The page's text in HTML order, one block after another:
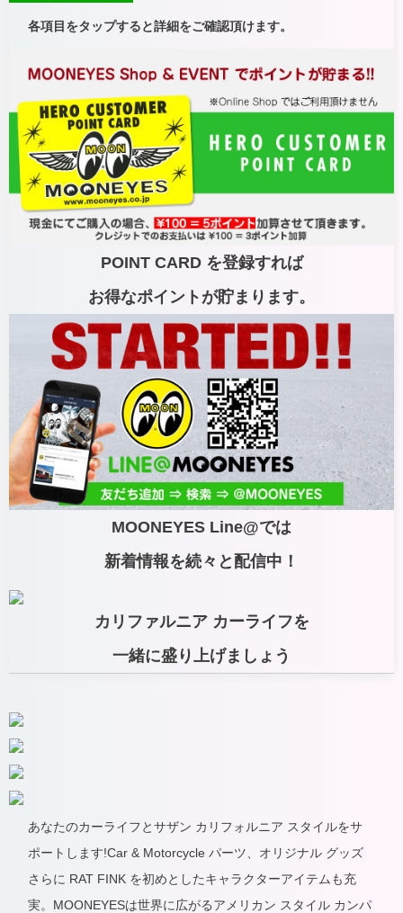
各項目をタップすると詳細をご確認頂けます。
POINT CARD を登録すれば
お得なポイントが貯まります。
MOONEYES Line@では
新着情報を続々と配信中！
カリファルニア カーライフを
一緒に盛り上げましょう
あなたのカーライフとサザン カリフォルニア スタイルをサ
ポートします!Car & Motorcycle パーツ、オリジナル グッズ
さらに RAT FINK を初めとしたキャラクターアイテムも充
実。MOONEYESは世界に広がるアメリカン スタイル カンパ